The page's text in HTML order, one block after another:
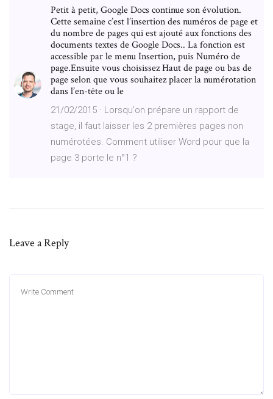
Petit à petit, Google Docs continue son évolution.
Cette semaine c’est l’insertion des numéros de page et
du nombre de pages qui est ajouté aux fonctions des
documents textes de Google Docs.. La fonction est
accessible par le menu Insertion, puis Numéro de
page.Ensuite vous choisissez Haut de page ou bas de
page selon que vous souhaitez placer la numérotation
dans l’en-tête ou le
21/02/2015 · Lorsqu'on prépare un rapport de
stage, il faut laisser les 2 premières pages non
numérotées. Comment utiliser Word pour que la
page 3 porte le n°1 ?
Leave a Reply